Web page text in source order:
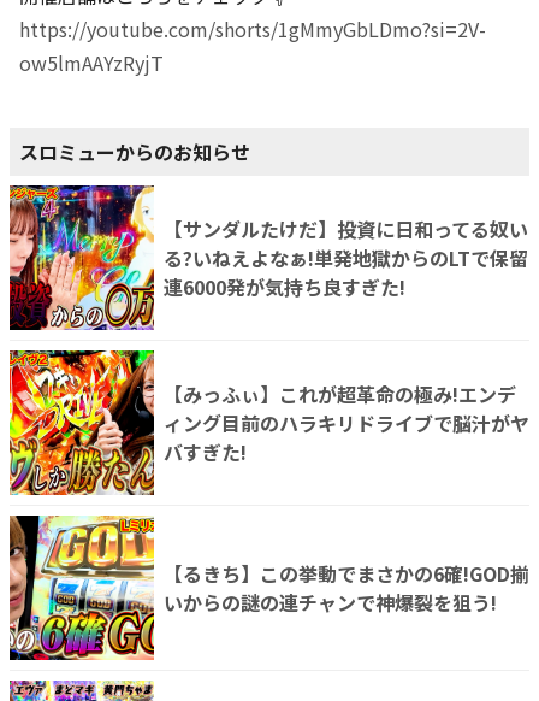
https://youtube.com/shorts/1gMmyGbLDmo?si=2V-
ow5lmAAYzRyjT
スロミューからのお知らせ
【サンダルたけだ】投資に日和ってる奴い
る?いねえよなぁ!単発地獄からのLTで保留
連6000発が気持ち良すぎた!
【みっふぃ】これが超革命の極み!エンデ
ィング目前のハラキリドライブで脳汁がヤ
バすぎた!
【るきち】この挙動でまさかの6確!GOD揃
いからの謎の連チャンで神爆裂を狙う!